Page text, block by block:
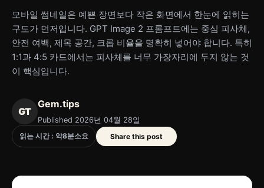
모바일 썸네일은 예쁜 장면보다 작은 화면에서 한눈에 읽히는
구도가 먼저입니다. GPT Image 2 프롬프트에는 중심 피사체,
안전 여백, 제목 공간, 크롭 비율을 명확히 넣어야 합니다. 특히
1:1과 4:5 카드에서는 피사체를 너무 가장자리에 두지 않는 것
이 핵심입니다.
GT
Gem.tips
Published 2026년 04월 28일
읽는 시간 : 약8분소요 Share this post